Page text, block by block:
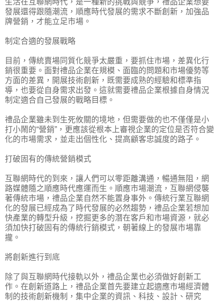
生活在互聯網時代，是一種新的挑戰與競爭，禮品企業想要
發展還得跟隨潮流，順應時代發展的需求不斷創新，加強品
牌營銷，才能立足市場。
制定合適的發展戰略
目前，傳統賣場同質化競爭太嚴重，要抓住市場，差異化行
銷很重要。面對禮品企業在規模、面臨的問題和市場優勢等
方面的差異，開展技術創新，既需要成熟的經驗和標準指
導，也要從自身需求出發。這就需要禮品企業根據自身情況
制定適合自己發展的戰略目標。
禮品企業雖未到生死攸關的境地，但需要做的也不僅僅是小
打小鬧的“營銷”，更應該從根本上審視企業的定位是否符合變
化的市場需求，並走出個性化、提高顧客忠誠度的路子。
打破固有的傳統營銷模式
互聯網時代的到來，讓人們可以零距離溝通，暢通無阻，網
路媒體隨之順應時代應運而生。順應市場潮流，互聯網侵襲
著傳統市場，禮品企業自然不能置身事外。傳統行業互聯網
化的發展已經成為了時代發展的必然趨勢，禮品企業若想加
快產業的轉型升級，挖掘更多的潛在客戶和市場資源，就必
須加快打破固有的傳統行銷模式，朝著線上的發展市場靠
攏。
將創新進行到底
除了與互聯網時代接軌以外，禮品企業也必須做好創新工
作。在創新道路上，禮品企業首先要建立起適應市場經濟體
制的技術創新機制，集中企業的資訊、科技、設計、研究